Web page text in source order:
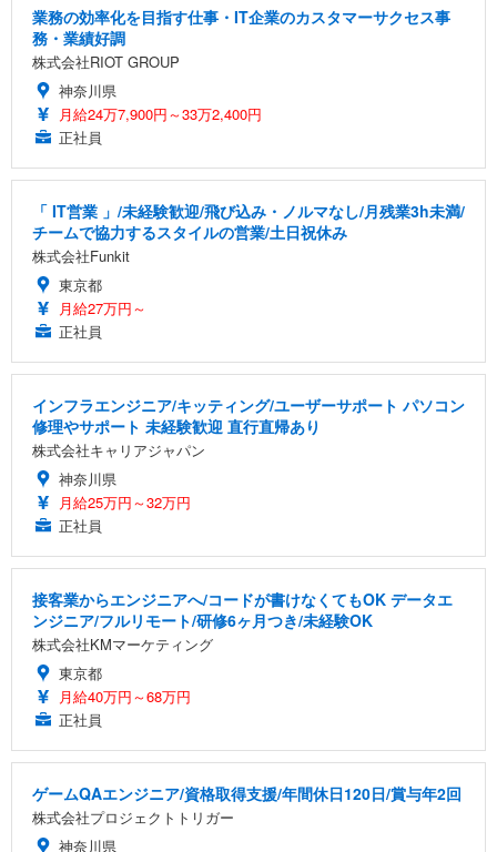
業務の効率化を目指す仕事・IT企業のカスタマーサクセス事
務・業績好調
株式会社RIOT GROUP
神奈川県
月給24万7,900円～33万2,400円
正社員
「 IT営業 」/未経験歓迎/飛び込み・ノルマなし/月残業3h未満/
チームで協力するスタイルの営業/土日祝休み
株式会社Funkit
東京都
月給27万円～
正社員
インフラエンジニア/キッティング/ユーザーサポート パソコン
修理やサポート 未経験歓迎 直行直帰あり
株式会社キャリアジャパン
神奈川県
月給25万円～32万円
正社員
接客業からエンジニアへ/コードが書けなくてもOK データエ
ンジニア/フルリモート/研修6ヶ月つき/未経験OK
株式会社KMマーケティング
東京都
月給40万円～68万円
正社員
ゲームQAエンジニア/資格取得支援/年間休日120日/賞与年2回
株式会社プロジェクトトリガー
神奈川県